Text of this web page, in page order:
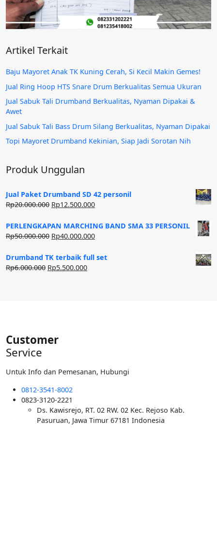
Artikel Terkait
Baju Mayoret Anak TK Kuning Cerah, Si Kecil Makin Gemes!
Jual Ring Hoop HTS Snare Drum Berkualitas Semua Ukuran
Jual Sabuk Tali Drumband Berkualitas, Nyaman Dipakai &
Awet
Jual Sabuk Tali Bass Drum Silang Berkualitas, Nyaman Dipakai
Topi Mayoret Drumband Kekinian, Siap Jadi Sorotan Nih
Produk Unggulan
Jual Paket Drumband SD 42 personil
Rp20.000.000 Harga
adalah:
Rp20.000.000.
Rp12.500.000Harga
ini
adalah:
PERLENGKAPAN MARCHING BAND SMA 33 PERSONIL
Rp50.000.000 Harga
adalah:
Rp50.000.000.
Rp40.000.000Harga
ini
Drumband TK terbaik full set
Rp6.000.000 Harga
Rp5.500.000Harga
Customer
Service
Untuk Info dan Pemesanan, Hubungi
0812-3541-8002
0823-3120-2221
Ds. Kawisrejo, RT. 02 RW. 02 Kec. Rejoso Kab.
Pasuruan, Jawa Timur 67181 Indonesia